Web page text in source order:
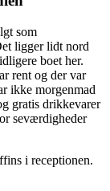
som
ligger lidt nord
boet her.
rent og der var
ikke morgenmad
gratis drikkevarer
seværdigheder
i receptionen.